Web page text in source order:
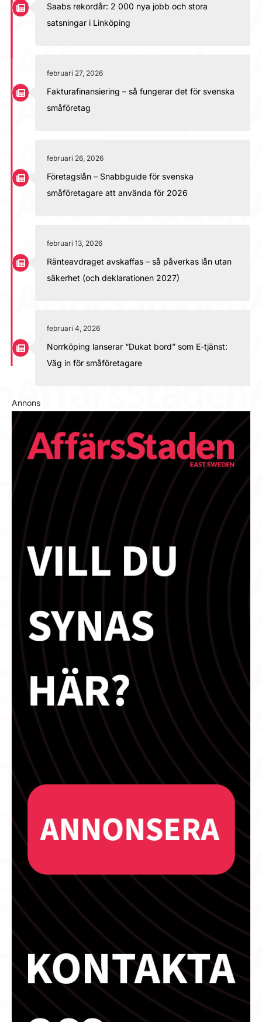
Saabs rekordår: 2 000 nya jobb och stora
satsningar i Linköping
februari 27, 2026
Fakturafinansiering – så fungerar det för svenska
småföretag
februari 26, 2026
Företagslån – Snabbguide för svenska
småföretagare att använda för 2026
februari 13, 2026
Ränteavdraget avskaffas – så påverkas lån utan
säkerhet (och deklarationen 2027)
februari 4, 2026
Norrköping lanserar “Dukat bord” som E-tjänst:
Väg in för småföretagare
Annons